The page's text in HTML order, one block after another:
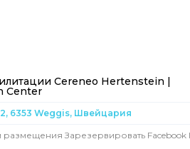
Cereneo Hertenstein |
Center
6353 Weggis, Швейцария
размещения Зарезервировать Facebook